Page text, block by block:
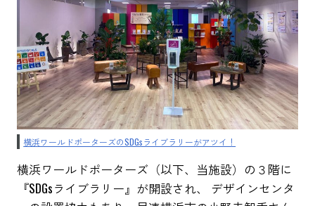
横浜ワールドポーターズのSDGsライブラリーがアツイ！
横浜ワールドポーターズ（以下、当施設）の３階に
『SDGsライブラリー』が開設され、 デザインセンタ